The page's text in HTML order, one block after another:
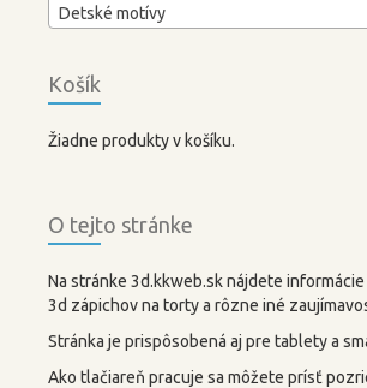
Detské motívy
Košík
Žiadne produkty v košíku.
O tejto stránke
Na stránke 3d.kkweb.sk nájdete
3d zápichov na torty a rôzne iné
Stránka je prispôsobená aj pre tablety a
Ako tlačiareň pracuje sa môžete prísť